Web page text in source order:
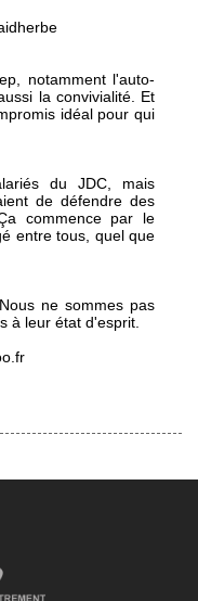
notamment l'auto-
la convivialité. Et
idéal pour qui
du JDC, mais
de défendre des
commence par le
entre tous, quel que
ne sommes pas
à leur état d'esprit.